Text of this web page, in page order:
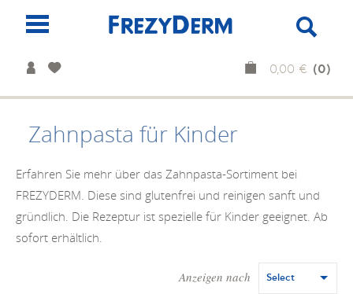
(0)
0,00 €
Zahnpasta für Kinder
Erfahren Sie mehr über das Zahnpasta-Sortiment bei
FREZYDERM. Diese sind glutenfrei und reinigen sanft und
gründlich. Die Rezeptur ist spezielle für Kinder geeignet. Ab
sofort erhältlich.
Anzeigen nach Select